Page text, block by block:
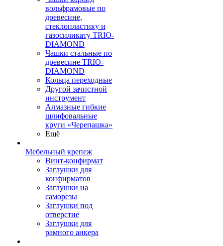
вольфрамовые по
древесине,
стеклопластику и
газосиликату TRIO-
DIAMOND
Чашки стальные по
древесине TRIO-
DIAMOND
Кольца переходные
Другой зачистной
инструмент
Алмазные гибкие
шлифовальные
круги «Черепашка»
Ещё
Мебельный крепеж
Винт-конфирмат
Заглушки для
конфирматов
Заглушки на
саморезы
Заглушки под
отверстие
Заглушки для
рамного анкера